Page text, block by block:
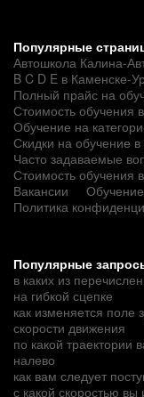
Популярные
Автошкола Калина-
B C D E в Каменске-
Полный прайс на
Стоимость обучения
Обучение на
Скидки на обучение
Часто задаваемые
Стоимость обучения
Вакансии
Политика
Популярные
в каких из
на гибкой сцепке
как изменяется поле
скорости движения
по какой
налево
как вам следует
с какой скоростью